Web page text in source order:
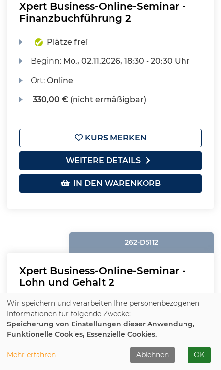
Xpert Business-Online-Seminar -
Finanzbuchführung 2
Plätze frei
Beginn: Mo., 02.11.2026, 18:30 - 20:30 Uhr
Ort:Online
330,00 € (nicht ermäßigbar)
KURS MERKEN
WEITERE DETAILS
IN DEN WARENKORB
262-D5112
Xpert Business-Online-Seminar -
Lohn und Gehalt 2
Plätze frei
Beginn:Mo., 02.11.2026, 18:30 - 20:30 Uhr
(nicht ermäßigbar)
Wir speichern und verarbeiten Ihre personenbezogenen
Informationen für folgende Zwecke:
Speicherung von Einstellungen dieser Anwendung,
Funktionelle Cookies, Essenzielle Cookies.
Mehr erfahren Ablehnen OK